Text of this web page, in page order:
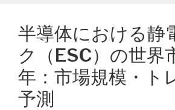
半導体における静
ク（ESC）の世
年：市場規模・ト
予測